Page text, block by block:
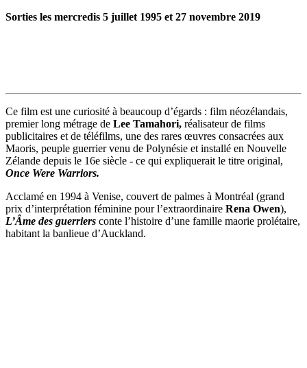
Sorties les mercredis 5 juillet 1995 et 27 novembre 2019
Ce film est une curiosité à beaucoup d’égards : film néozélandais,
premier long métrage de Lee Tamahori, réalisateur de films
publicitaires et de téléfilms, une des rares œuvres consacrées aux
Maoris, peuple guerrier venu de Polynésie et installé en Nouvelle
Zélande depuis le 16e siècle - ce qui expliquerait le titre original,
Once Were Warriors.
Acclamé en 1994 à Venise, couvert de palmes à Montréal (grand
prix d’interprétation féminine pour l’extraordinaire Rena Owen),
L’Âme des guerriers conte l’histoire d’une famille maorie prolétaire,
habitant la banlieue d’Auckland.